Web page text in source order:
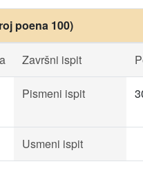
poena 100)
Završni ispit
Pismeni ispit
Usmeni ispit